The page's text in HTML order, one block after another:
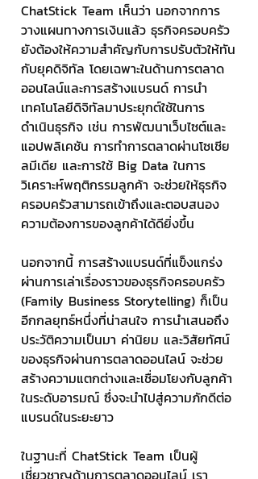
ChatStick Team เห็นว่า นอกจากการ
วางแผนทางการเงินแล้ว ธุรกิจครอบครัว
ยังต้องให้ความสำคัญกับการปรับตัวให้ทัน
กับยุคดิจิทัล โดยเฉพาะในด้านการตลาด
ออนไลน์และการสร้างแบรนด์ การนำ
เทคโนโลยีดิจิทัลมาประยุกต์ใช้ในการ
ดำเนินธุรกิจ เช่น การพัฒนาเว็บไซต์และ
แอปพลิเคชัน การทำการตลาดผ่านโซเชีย
ลมีเดีย และการใช้ Big Data ในการ
วิเคราะห์พฤติกรรมลูกค้า จะช่วยให้ธุรกิจ
ครอบครัวสามารถเข้าถึงและตอบสนอง
ความต้องการของลูกค้าได้ดียิ่งขึ้น
นอกจากนี้ การสร้างแบรนด์ที่แข็งแกร่ง
ผ่านการเล่าเรื่องราวของธุรกิจครอบครัว
(Family Business Storytelling) ก็เป็น
อีกกลยุทธ์หนึ่งที่น่าสนใจ การนำเสนอถึง
ประวัติความเป็นมา ค่านิยม และวิสัยทัศน์
ของธุรกิจผ่านการตลาดออนไลน์ จะช่วย
สร้างความแตกต่างและเชื่อมโยงกับลูกค้า
ในระดับอารมณ์ ซึ่งจะนำไปสู่ความภักดีต่อ
แบรนด์ในระยะยาว
ในฐานะที่ ChatStick Team เป็นผู้
เชี่ยวชาญด้านการตลาดออนไลน์ เรา